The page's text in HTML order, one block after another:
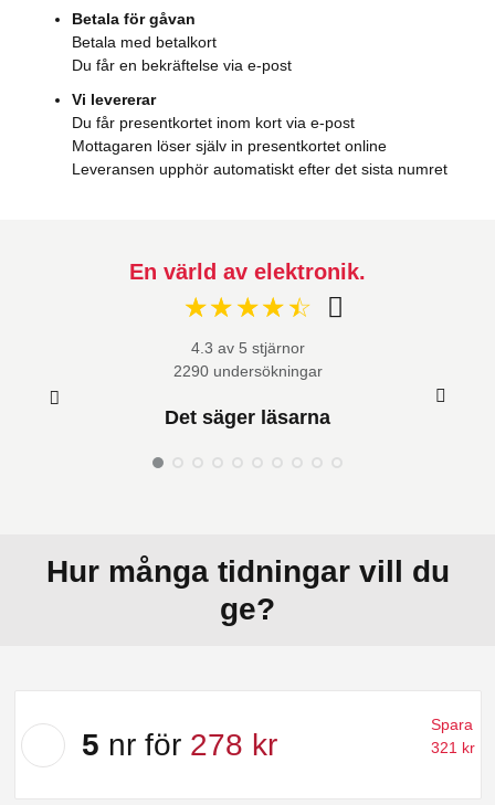
Betala för gåvan
Betala med betalkort
Du får en bekräftelse via e-post
Vi levererar
Du får presentkortet inom kort via e-post
Mottagaren löser själv in presentkortet online
Leveransen upphör automatiskt efter det sista numret
En värld av elektronik.
☆☆☆☆☆
★★★★★
4.3 av 5 stjärnor
2290 undersökningar
Det säger läsarna
Hur många tidningar vill du
ge?
erbjudande:
5
5 nr för 278 kr
Spara
321 kr